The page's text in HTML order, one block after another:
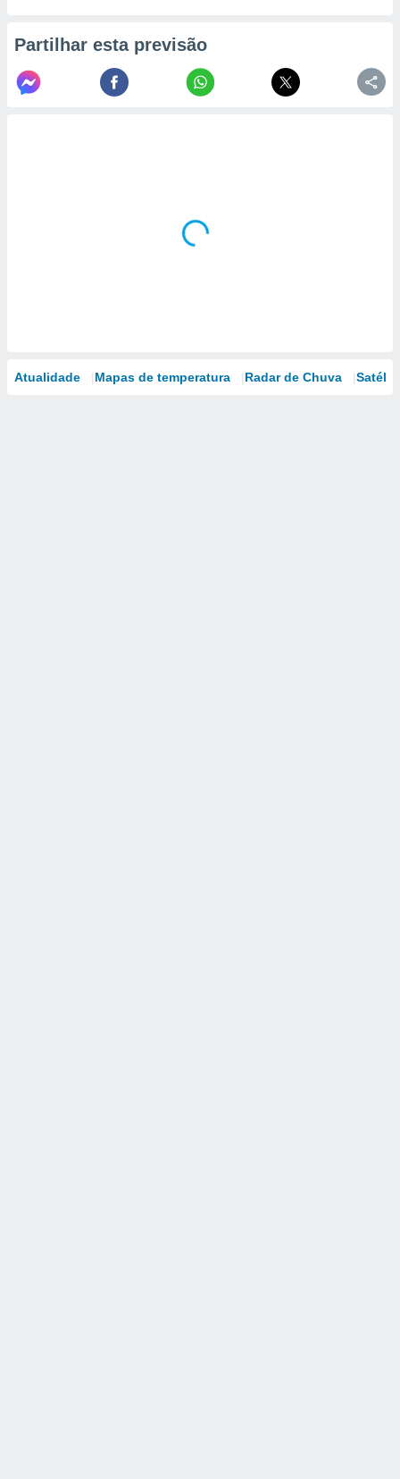
Partilhar esta previsão
Atualidade Mapas de temperatura Radar de Chuva